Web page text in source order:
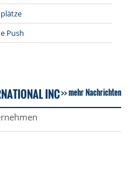
Push
INC mehr Nachrichten